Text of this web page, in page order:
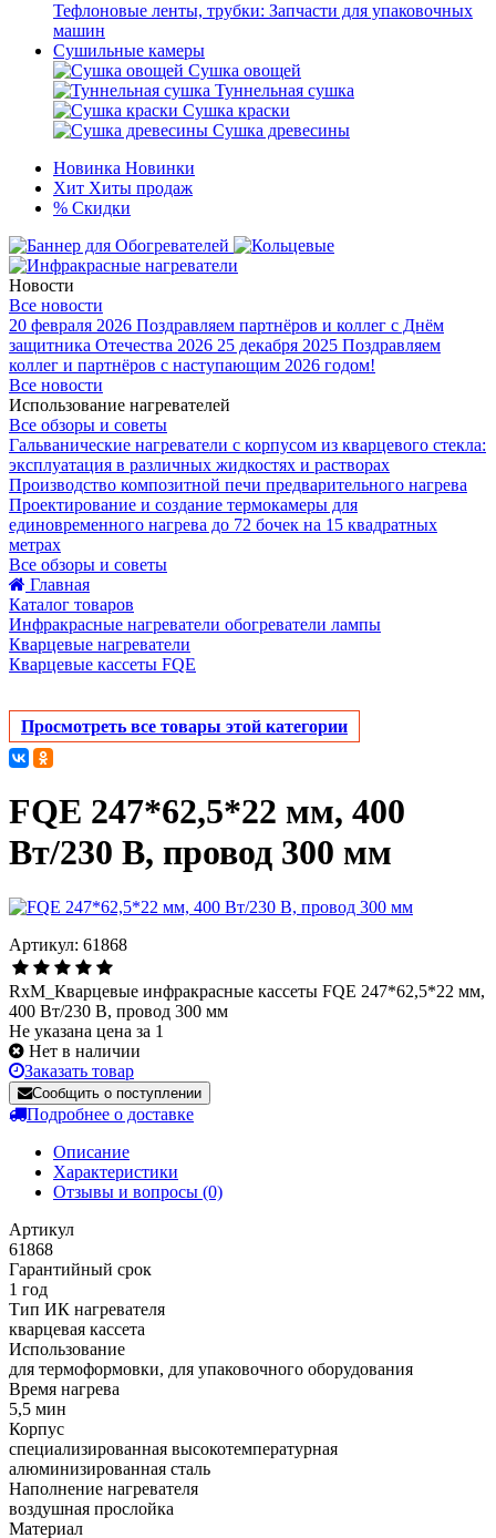
Тефлоновые ленты, трубки: Запчасти для упаковочных
машин
Сушильные камеры
Сушка овощей
Туннельная сушка
Сушка краски
Сушка древесины
Новинка Новинки
Хит Хиты продаж
% Скидки
Новости
Все новости
20 февраля 2026 Поздравляем партнёров и коллег с Днём
защитника Отечества 2026 25 декабря 2025 Поздравляем
коллег и партнёров с наступающим 2026 годом!
Все новости
Использование нагревателей
Все обзоры и советы
Гальванические нагреватели с корпусом из кварцевого стекла:
эксплуатация в различных жидкостях и растворах
Производство композитной печи предварительного нагрева
Проектирование и создание термокамеры для
единовременного нагрева до 72 бочек на 15 квадратных
метрах
Все обзоры и советы
Главная
Каталог товаров
Инфракрасные нагреватели обогреватели лампы
Кварцевые нагреватели
Кварцевые кассеты FQE
Просмотреть все товары этой категории
FQE 247*62,5*22 мм, 400
Вт/230 В, провод 300 мм
Артикул: 61868
RxM_Кварцевые инфракрасные кассеты FQE 247*62,5*22 мм,
400 Вт/230 В, провод 300 мм
Не указана цена за 1
Нет в наличии
Заказать товар
Сообщить о поступлении
Подробнее о доставке
Описание
Характеристики
Отзывы и вопросы (0)
Артикул
61868
Гарантийный срок
1 год
Тип ИК нагревателя
кварцевая кассета
Использование
для термоформовки, для упаковочного оборудования
Время нагрева
5,5 мин
Корпус
cпециализированная высокотемпературная
алюминизированная сталь
Наполнение нагревателя
воздушная прослойка
Материал